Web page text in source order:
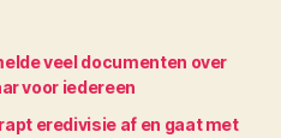
veel documenten over
voor iedereen
eredivisie af en gaat met